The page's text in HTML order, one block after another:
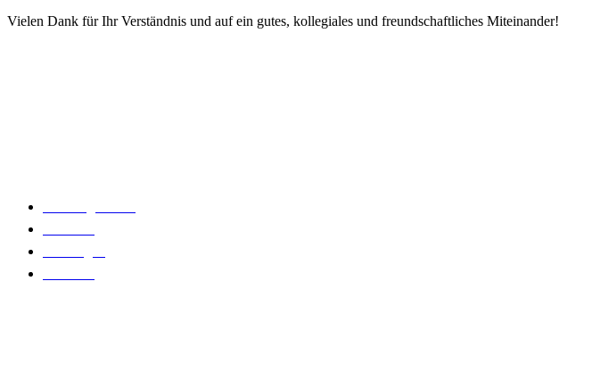
Vielen Dank für Ihr Verständnis und auf ein gutes, kollegiales und freundschaftliches Miteinander!